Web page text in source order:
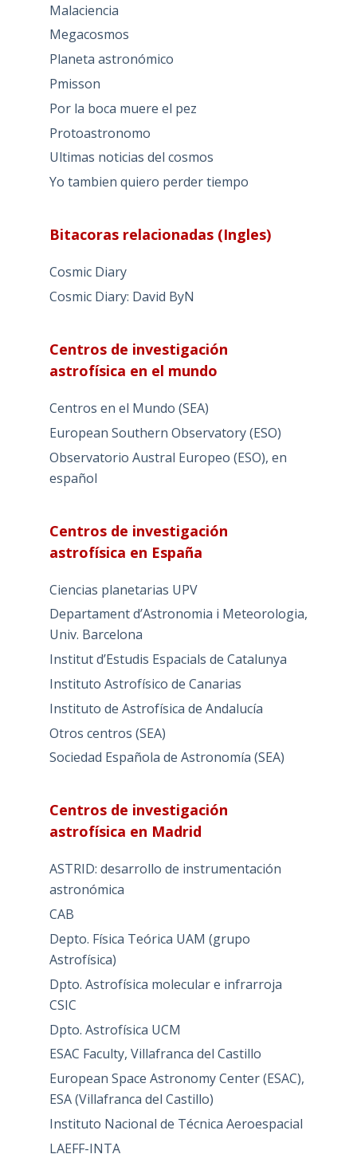
Malaciencia
Megacosmos
Planeta astronómico
Pmisson
Por la boca muere el pez
Protoastronomo
Ultimas noticias del cosmos
Yo tambien quiero perder tiempo
Bitacoras relacionadas (Ingles)
Cosmic Diary
Cosmic Diary: David ByN
Centros de investigación
astrofísica en el mundo
Centros en el Mundo (SEA)
European Southern Observatory (ESO)
Observatorio Austral Europeo (ESO), en
español
Centros de investigación
astrofísica en España
Ciencias planetarias UPV
Departament d’Astronomia i Meteorologia,
Univ. Barcelona
Institut d’Estudis Espacials de Catalunya
Instituto Astrofísico de Canarias
Instituto de Astrofísica de Andalucía
Otros centros (SEA)
Sociedad Española de Astronomía (SEA)
Centros de investigación
astrofísica en Madrid
ASTRID: desarrollo de instrumentación
astronómica
CAB
Depto. Física Teórica UAM (grupo
Astrofísica)
Dpto. Astrofísica molecular e infrarroja
CSIC
Dpto. Astrofísica UCM
ESAC Faculty, Villafranca del Castillo
European Space Astronomy Center (ESAC),
ESA (Villafranca del Castillo)
Instituto Nacional de Técnica Aeroespacial
LAEFF-INTA